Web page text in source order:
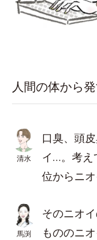
人間の体から
清水
口臭、頭
イ…。考え
位からニオ
馬渕
そのニオ
もののニ